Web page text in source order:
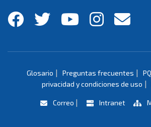
Glosario | Preguntas frecuentes |
privacidad y condiciones de uso |
Correo | Intranet